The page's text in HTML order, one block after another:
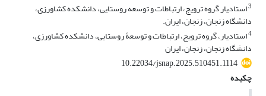
3استادیار گروه ترویج، ارتباطات و توسعه روستایی، دانشکده کشاورزی،
دانشگاه زنجان، زنجان، ایران.
4استادیار، گروه ترویج، ارتباطات و توسعۀ روستایی، دانشکده کشاورزی،
دانشگاه زنجان، زنجان، ایران
10.22034/jsnap.2025.510451.1114
چکیده